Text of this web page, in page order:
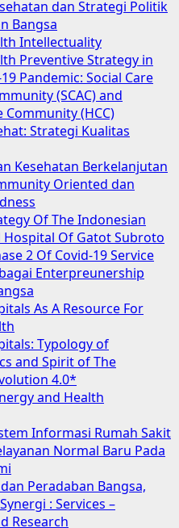
dan Strategi Politik
Bangsa
Intellectuality
Preventive Strategy in
Pandemic: Social Care
(SCAC) and
Community (HCC)
Strategi Kualitas
Kesehatan Berkelanjutan
Oriented dan
Of The Indonesian
Hospital Of Gatot Subroto
2 Of Covid-19 Service
Enterpreunership
As A Resource For
Typology of
and Spirit of The
4.0*
and Health
Informasi Rumah Sakit
Normal Baru Pada
Peradaban Bangsa,
: Services –
Research